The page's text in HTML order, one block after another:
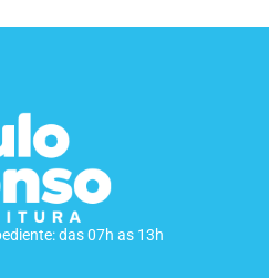
das 07h as 13h